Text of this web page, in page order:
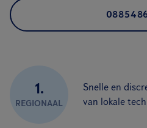
1.
REGIONAAL
Snelle en
van lokale